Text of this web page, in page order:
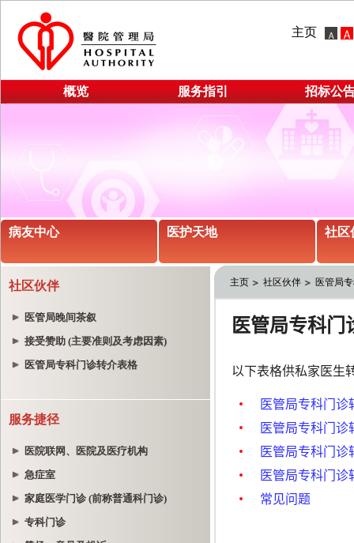
主页
概览 服务指引 招标公
病友中心 医护天地 社区
社区伙伴
医管局晚间茶叙
接受赞助 (主要准则及考虑因素)
医管局专科门诊转介表格
服务捷径
医院联网、医院及医疗机构
急症室
家庭医学门诊 (前称普通科门诊)
专科门诊
主页 社区伙伴 医管局